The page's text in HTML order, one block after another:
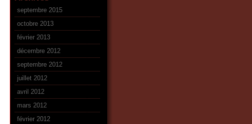
septembre 2015
octobre 2013
février 2013
décembre 2012
septembre 2012
juillet 2012
avril 2012
mars 2012
février 2012